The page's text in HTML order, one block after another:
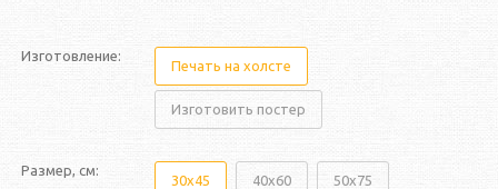
Изготовление:
Печать на холсте
Изготовить постер
Размер, см:
30x45 40x60 50x75